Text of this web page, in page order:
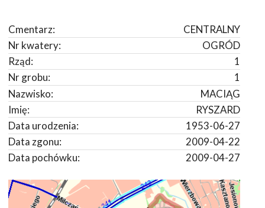
CENTRALNY
Cmentarz:
OGRÓD
Nr kwatery:
1
Rząd:
1
Nr grobu:
MACIĄG
Nazwisko:
RYSZARD
Imię:
1953-06-27
Data urodzenia:
2009-04-22
Data zgonu:
2009-04-27
Data pochówku: